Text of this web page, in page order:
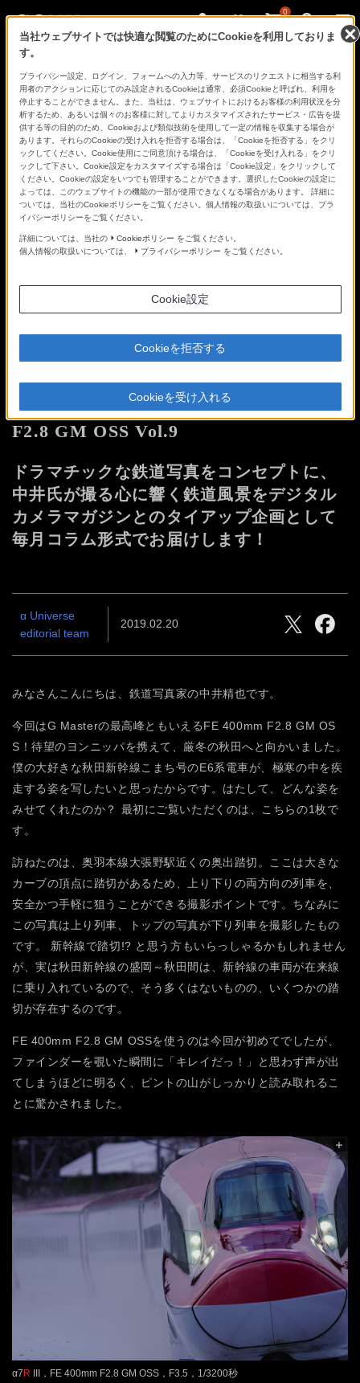
0
あ、
見
た
こ
と
の
な
い
世
界
へ。
α
Universe
Majestic TRAIN- 威風鐵道 -
鉄道写真家 中井精也 氏 × FE 400mm
F2.8 GM OSS Vol.9
ドラマチックな鉄道写真をコンセプトに、
中井氏が撮る心に響く鉄道風景をデジタル
カメラマガジンとのタイアップ企画として
毎月コラム形式でお届けします！
α Universe
editorial team
2019.02.20
みなさんこんにちは、鉄道写真家の中井精也です。
今回はG Masterの最高峰ともいえるFE 400mm F2.8 GM OS
S！待望のヨンニッパを携えて、厳冬の秋田へと向かいました。
僕の大好きな秋田新幹線こまち号のE6系電車が、極寒の中を疾
走する姿を写したいと思ったからです。はたして、どんな姿を
みせてくれたのか？ 最初にご覧いただくのは、こちらの1枚で
す。
訪ねたのは、奥羽本線大張野駅近くの奥出踏切。ここは大きな
カーブの頂点に踏切があるため、上り下りの両方向の列車を、
安全かつ手軽に狙うことができる撮影ポイントです。ちなみに
この写真は上り列車、トップの写真が下り列車を撮影したもの
です。
新幹線で踏切!? と思う方もいらっしゃるかもしれません
が、実は秋田新幹線の盛岡～秋田間は、新幹線の車両が在来線
に乗り入れているので、そう多くはないものの、いくつかの踏
切が存在するのです。
FE 400mm F2.8 GM OSSを使うのは今回が初めてでしたが、
ファインダーを覗いた瞬間に「キレイだっ！」と思わず声が出
てしまうほどに明るく、ピントの山がしっかりと読み取れるこ
とに驚かされました。
α7R III，FE 400mm F2.8 GM OSS，F3.5，1/3200秒
当社ウェブサイトでは快適な閲覧のためにCookieを利用しておりま
す。
プライバシー設定、ログイン、フォームへの入力等、サービスのリクエストに相当する利
用者のアクションに応じてのみ設定されるCookieは通常、必須Cookieと呼ばれ、利用を
停止することができません。また、当社は、ウェブサイトにおけるお客様の利用状況を分
析するため、あるいは個々のお客様に対してよりカスタマイズされたサービス・広告を提
供する等の目的のため、Cookieおよび類似技術を使用して一定の情報を収集する場合が
あります。それらのCookieの受け入れを拒否する場合は、「Cookieを拒否する」をクリ
ックしてください。Cookie使用にご同意頂ける場合は、「Cookieを受け入れる」をクリ
ックして下さい。Cookie設定をカスタマイズする場合は「Cookie設定」をクリックして
ください。Cookieの設定をいつでも管理することができます。選択したCookieの設定に
よっては、このウェブサイトの機能の一部が使用できなくなる場合があります。 詳細に
ついては、当社のCookieポリシーをご覧ください。個人情報の取扱いについては、プラ
イバシーポリシーをご覧ください。
詳細については、当社の Cookieポリシー をご覧ください。
個人情報の取扱いについては、
プライバシーポリシー をご覧ください。
Cookie設定
Cookieを拒否する
Cookieを受け入れる